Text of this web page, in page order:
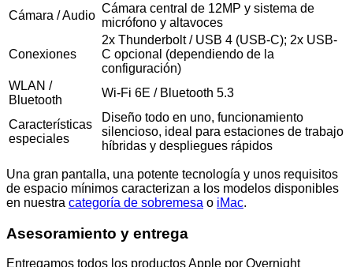
Cámara / Audio
Cámara central de 12MP y sistema de
micrófono y altavoces
Conexiones
2x Thunderbolt / USB 4 (USB-C); 2x USB-
C opcional (dependiendo de la
configuración)
WLAN /
Bluetooth
Wi-Fi 6E / Bluetooth 5.3
Características
especiales
Diseño todo en uno, funcionamiento
silencioso, ideal para estaciones de trabajo
híbridas y despliegues rápidos
Una gran pantalla, una potente tecnología y unos requisitos
de espacio mínimos caracterizan a los modelos disponibles
en nuestra categoría de sobremesa o iMac.
Asesoramiento y entrega
Entregamos todos los productos Apple por Overnight